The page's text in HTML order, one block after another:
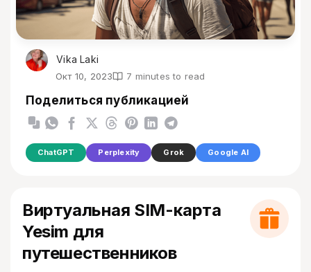
Vika Laki
Окт 10, 2023 7 minutes to read
Поделиться публикацией
ChatGPT Perplexity Grok Google AI
Виртуальная SIM-карта
Yesim для
путешественников